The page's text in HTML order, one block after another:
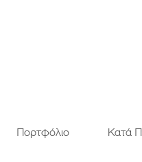
Πορτφόλιο Κατά